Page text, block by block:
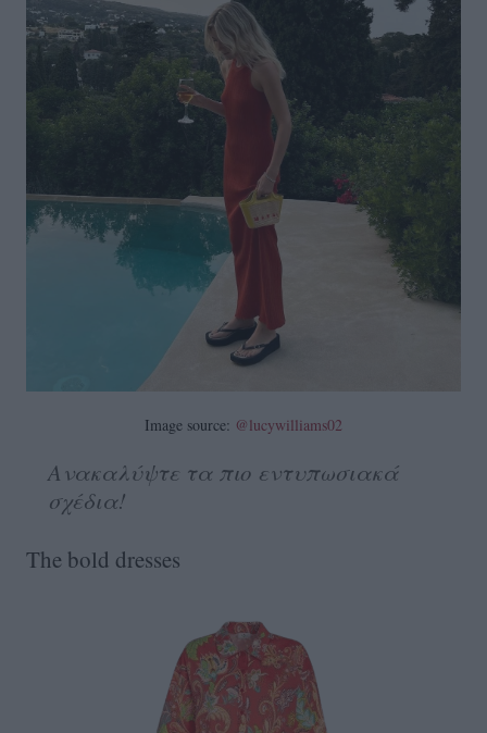
Image source: @lucywilliams02
Ανακαλύψτε τα πιο εντυπωσιακά
σχέδια!
The bold dresses